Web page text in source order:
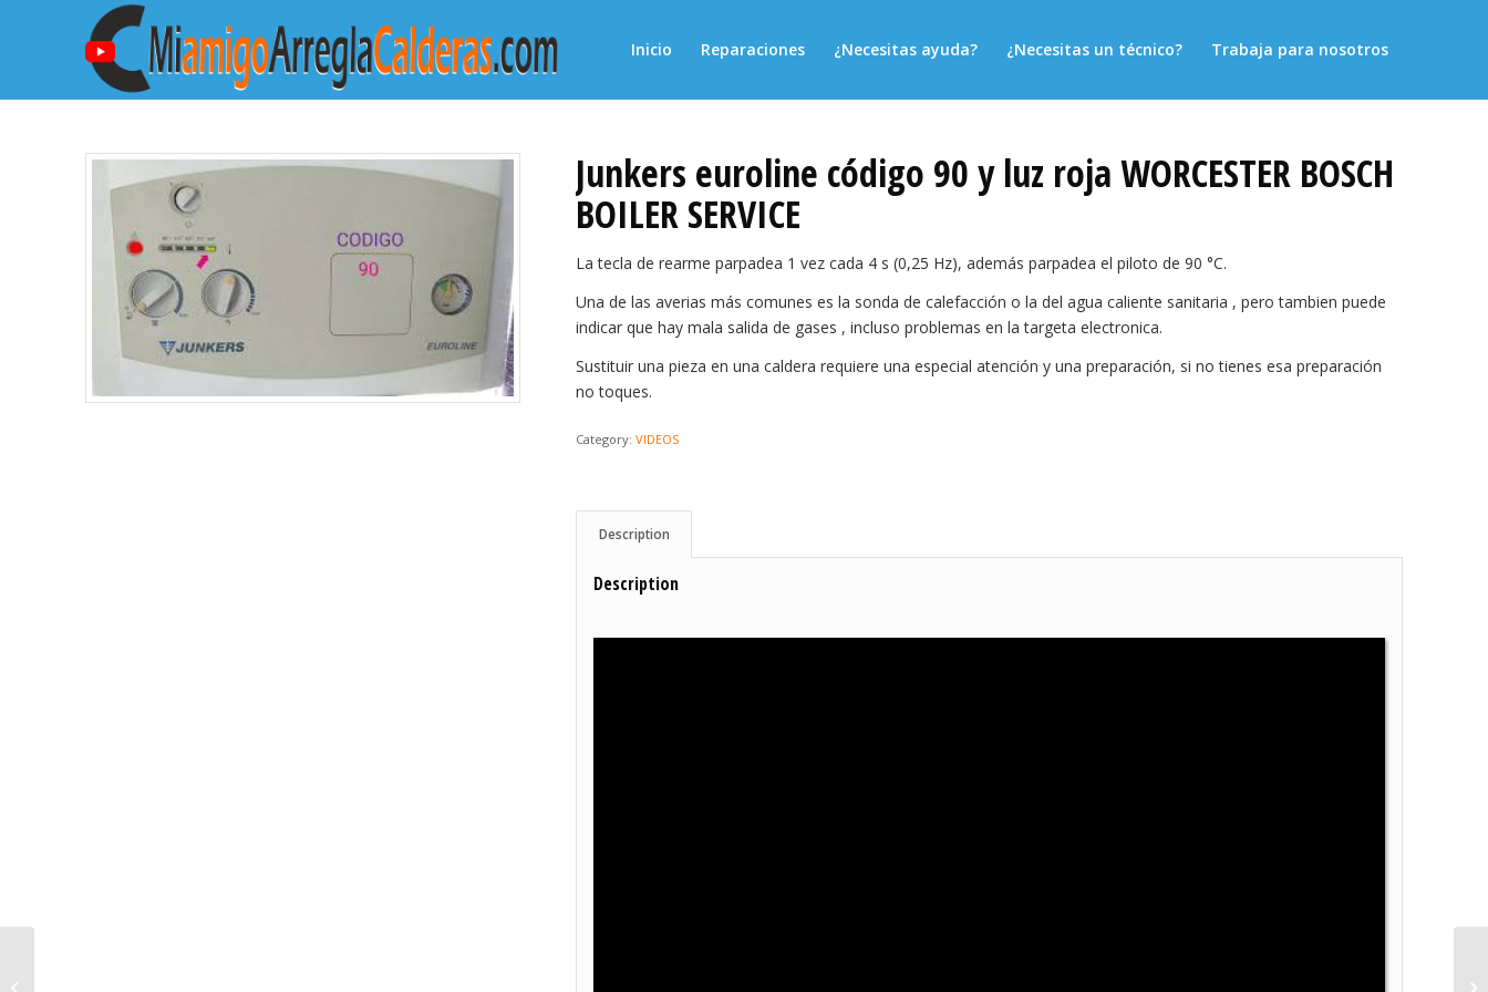
Inicio Reparaciones ¿Necesitas ayuda? ¿Necesitas un técnico? Trabaja para nosotros
Junkers euroline código 90 y luz roja WORCESTER BOSCH
BOILER SERVICE
La tecla de rearme parpadea 1 vez cada 4 s (0,25 Hz), además parpadea el piloto de 90 °C.
Una de las averias más comunes es la sonda de calefacción o la del agua caliente sanitaria , pero tambien puede
indicar que hay mala salida de gases , incluso problemas en la targeta electronica.
Sustituir una pieza en una caldera requiere una especial atención y una preparación, si no tienes esa preparación
no toques.
Category: VIDEOS
Description
Description